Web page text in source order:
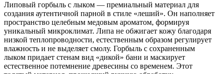
Липовый горбыль с лыком — премиальный материал для
создания аутентичной парной в стиле «леший». Он наполняет
пространство целебным медовым ароматом, формируя
уникальный микроклимат. Липа не обжигает кожу благодаря
низкой теплопроводности, естественным образом регулирует
влажность и не выделяет смолу. Горбыль с сохраненным
лыком придает стенам вид «дикой» бани и маскирует
естественное потемнение древесины со временем. Этот